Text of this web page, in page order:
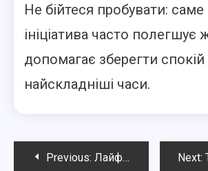
Не бійтеся пробувати:
ініціатива часто полегшує
допомагає зберегти спокій
найскладніші часи.
Навигация
Previous: Лайфхаки для швидкого читання та фільтрування новин онлайн Next: